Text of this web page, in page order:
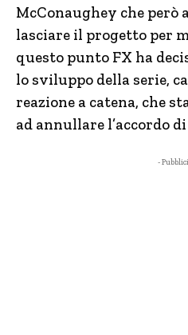
McConaughey che però
lasciare il progetto per
questo punto FX ha
lo sviluppo della serie,
reazione a catena, che
ad annullare l’accordo
-